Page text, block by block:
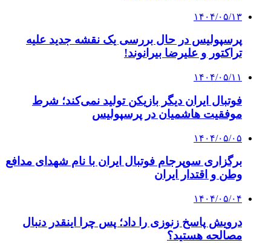
۱۴۰۴/۰۵/۱۳
پرسپولیس در حال بررسی یک نقشه جدید علیه
تراکتور و علیرضا بیرانوند!
۱۴۰۴/۰۵/۱۱
فوتبال ایران دیگر بازیکن تولید نمی‌کند؛ شرط
موفقیت هاشمیان در پرسپولیس
۱۴۰۴/۰۵/۰۵
برگزاری سوپرجام فوتبال ایران با نام شهدای مدافع
وطن و اقتدار ایران
۱۴۰۴/۰۵/۰۴
درویش پاسخ زنوزی را داد؛ پس چرا اینقدر دنبال
مصالحه هستید؟